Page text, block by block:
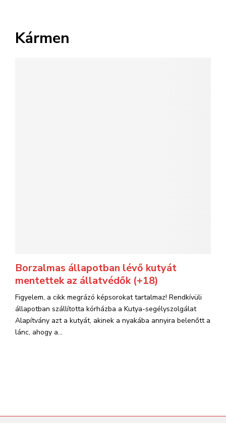
Kármen
Borzalmas állapotban lévő kutyát
mentettek az állatvédők (+18)
Figyelem, a cikk megrázó képsorokat tartalmaz! Rendkívüli
állapotban szállította kórházba a Kutya-segélyszolgálat
Alapítvány azt a kutyát, akinek a nyakába annyira belenőtt a
lánc, ahogy a...